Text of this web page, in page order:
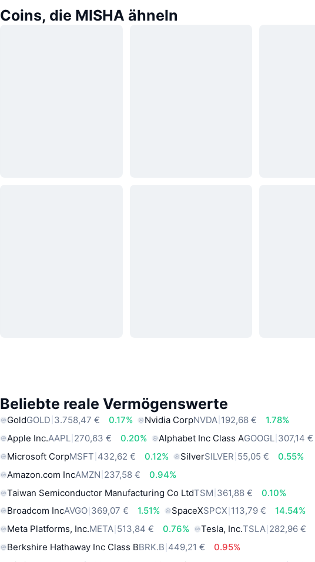
Coins, die MISHA ähneln
Beliebte reale Vermögenswerte
GoldGOLD 3.758,47 € 0.17% Nvidia CorpNVDA 192,68 €
1.78%
Apple Inc.AAPL 270,63 € 0.20% Alphabet Inc Class AGOOGL 307,14 €
Microsoft CorpMSFT 432,62 € 0.12% SilverSILVER 55,05 €
0.55%
Amazon.com IncAMZN 237,58 €
0.94%
Taiwan Semiconductor Manufacturing Co LtdTSM 361,88 €
0.10%
Broadcom IncAVGO 369,07 € 1.51% SpaceXSPCX 113,79 €
14.54%
Meta Platforms, Inc.META 513,84 € 0.76% Tesla, Inc.TSLA 282,96 €
Berkshire Hathaway Inc Class BBRK.B 449,21 €
0.95%